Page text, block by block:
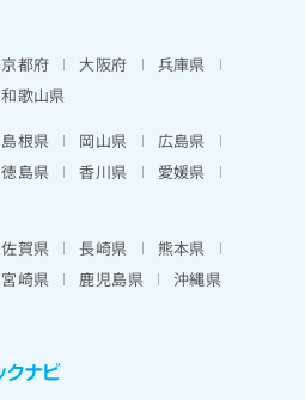
京都府 大阪府
兵庫県
和歌山県
島根県 岡山県
広島県
徳島県 香川県
愛媛県
佐賀県 長崎県
熊本県
宮崎県 鹿児島県 沖縄県